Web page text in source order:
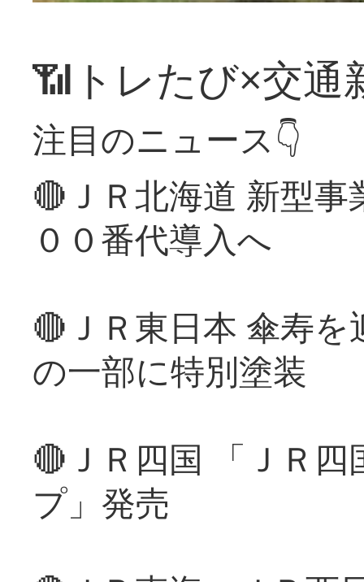
📶トレたび×交通
注目のニュース👇
🔴ＪＲ北海道 新型
００番代導入へ
🔴ＪＲ東日本 傘寿
の一部に特別塗装
🔴ＪＲ四国 「ＪＲ
プ」発売